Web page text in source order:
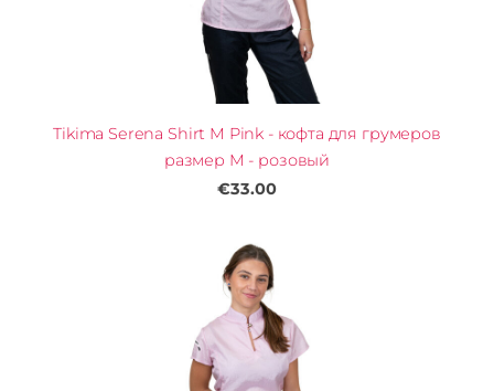
Tikima Serena Shirt M Pink - кофта для грумеров
размер M - розовый
€33.00